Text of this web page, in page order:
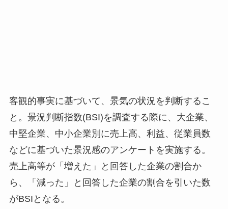
客観的事実に基づいて、景気の状況を判断するこ
と。景況判断指数(BSI)を調査する際に、大企業、
中堅企業、中小企業別に売上高、利益、従業員数
などに基づいた景況感のアンケートを実施する。
売上高等が「増えた」と回答した企業の割合か
ら、「減った」と回答した企業の割合を引いた数
がBSIとなる。